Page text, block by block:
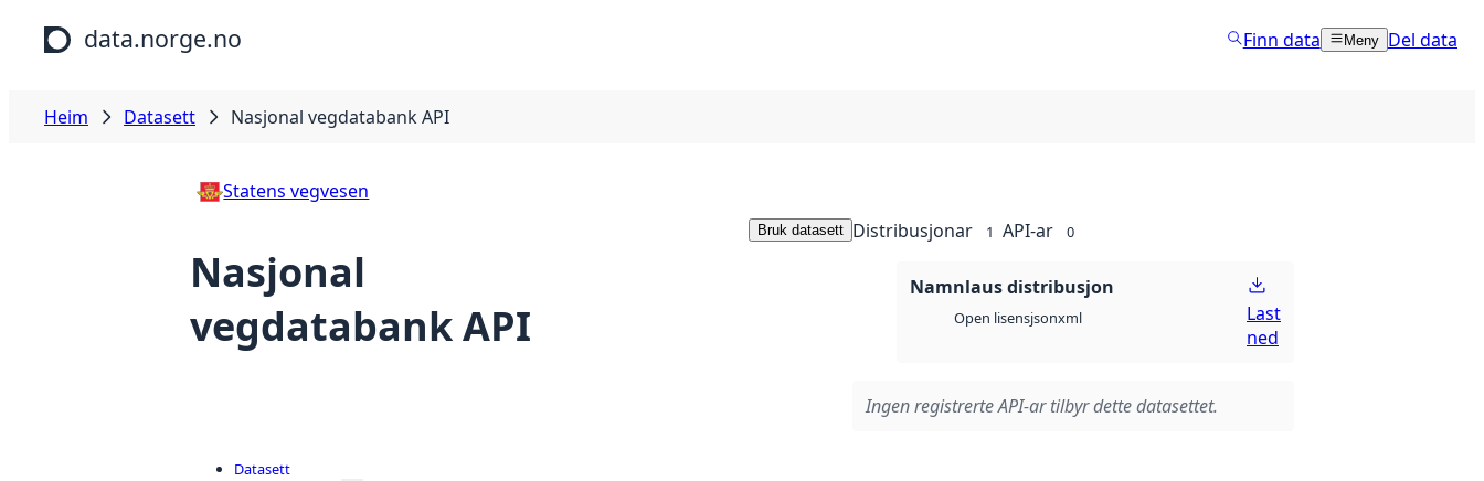
Hopp til hovudinnhald
data.norge.no Finn data Meny Del data
Heim Datasett Nasjonal vegdatabank API
Statens vegvesen
Nasjonal
vegdatabank API
Bruk datasett Distribusjonar 1 API-ar 0
Namnlaus distribusjon
Open lisensjsonxml
Last
ned
Ingen registrerte API-ar tilbyr dette datasettet.
Datasett